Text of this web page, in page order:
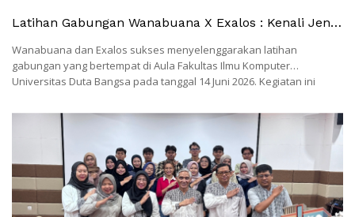
Latihan Gabungan Wanabuana X Exalos : Kenali Jenis
Wanabuana dan Exalos sukses menyelenggarakan latihan
gabungan yang bertempat di Aula Fakultas Ilmu Komputer
Universitas Duta Bangsa pada tanggal 14 Juni 2026. Kegiatan ini